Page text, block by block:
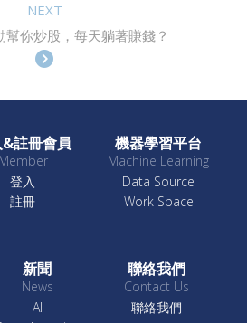
NEXT
幫你炒股，每天躺著賺錢？
註冊會員
Member
登入
註冊
機器學習平台
Machine Learning
Data Source
Work Space
新聞
News
AI
聯絡我們
Contact Us
聯絡我們